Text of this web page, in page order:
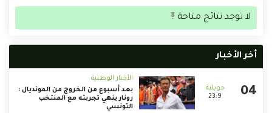
لا توجد نتائج متاحة !!
أخر الأخبار
23:9
الأخبار الوطنية
بعد أسبوع من الخروج من المونديال :
رونار ينهي تجربته مع المنتخب
التونسي